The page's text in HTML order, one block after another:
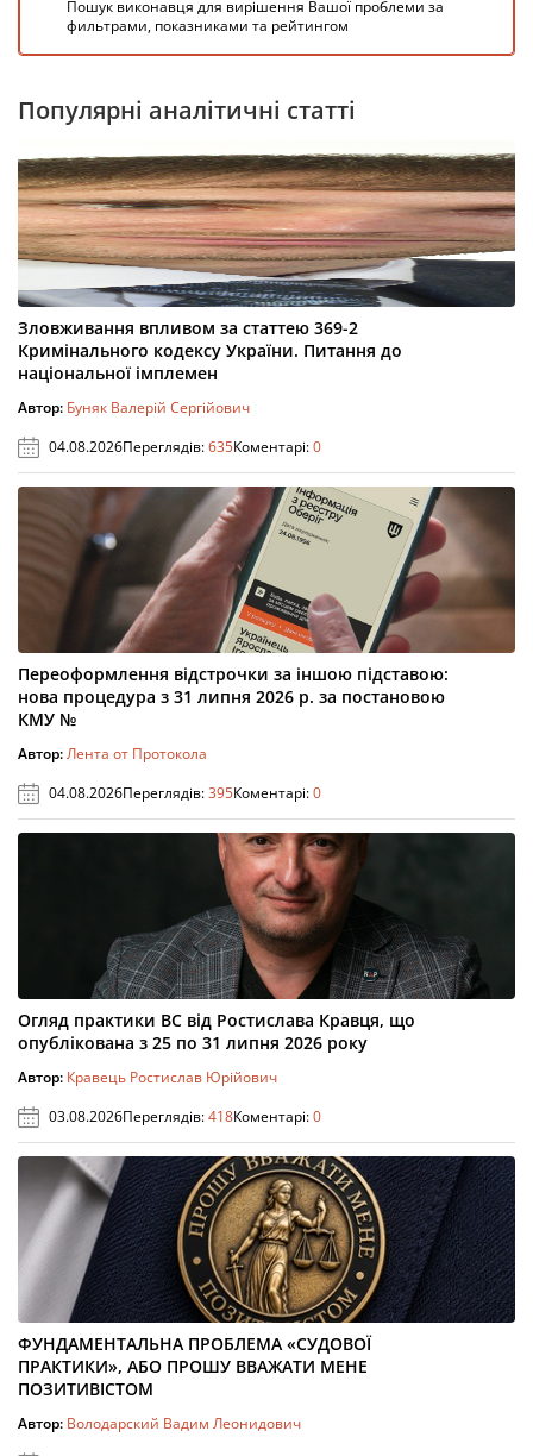
Пошук виконавця для вирішення Вашої проблеми за
фильтрами, показниками та рейтингом
Популярні аналітичні статті
Зловживання впливом за статтею 369-2
Кримінального кодексу України. Питання до
національної імплемен
Автор: Буняк Валерій Сергійович
04.08.2026Переглядів:635Коментарі:0
Переоформлення відстрочки за іншою підставою:
нова процедура з 31 липня 2026 р. за постановою
КМУ №
Автор:Лента от Протокола
04.08.2026Переглядів:395Коментарі:0
Огляд практики ВС від Ростислава Кравця, що
опублікована з 25 по 31 липня 2026 року
Автор: Кравець Ростислав Юрійович
03.08.2026Переглядів:418Коментарі:0
ФУНДАМЕНТАЛЬНА ПРОБЛЕМА «СУДОВОЇ
ПРАКТИКИ», АБО ПРОШУ ВВАЖАТИ МЕНЕ
ПОЗИТИВІСТОМ
Автор: Володарский Вадим Леонидович